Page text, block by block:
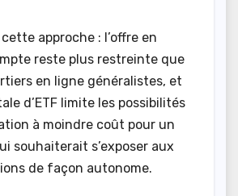
approche : l’offre en
reste plus restreinte que
en ligne généralistes, et
d’ETF limite les possibilités
à moindre coût pour un
souhaiterait s’exposer aux
de façon autonome.